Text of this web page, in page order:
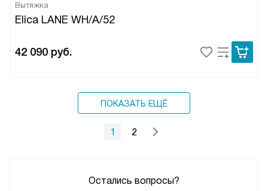
Вытяжка
Elica LANE WH/A/52
42 090 руб.
ПОКАЗАТЬ ЕЩЁ
1 2
Остались вопросы?